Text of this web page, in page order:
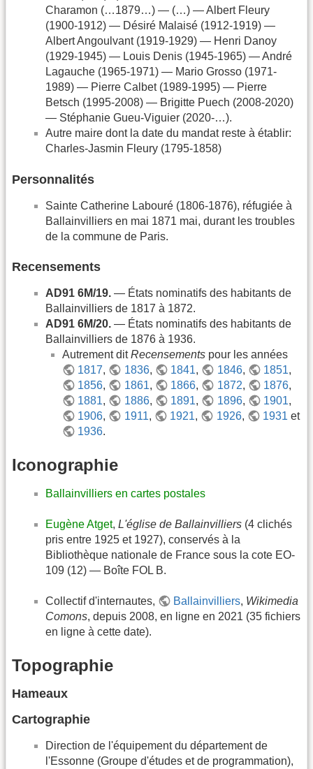
Charamon (…1879…) — (…) — Albert Fleury
(1900-1912) — Désiré Malaisé (1912-1919) —
Albert Angoulvant (1919-1929) — Henri Danoy
(1929-1945) — Louis Denis (1945-1965) — André
Lagauche (1965-1971) — Mario Grosso (1971-
1989) — Pierre Calbet (1989-1995) — Pierre
Betsch (1995-2008) — Brigitte Puech (2008-2020)
— Stéphanie Gueu-Viguier (2020-…).
Autre maire dont la date du mandat reste à établir:
Charles-Jasmin Fleury (1795-1858)
Personnalités
Sainte Catherine Labouré (1806-1876), réfugiée à
Ballainvilliers en mai 1871 mai, durant les troubles
de la commune de Paris.
Recensements
AD91 6M/19. — États nominatifs des habitants de
Ballainvilliers de 1817 à 1872.
AD91 6M/20. — États nominatifs des habitants de
Ballainvilliers de 1876 à 1936.
Autrement ditRecensements pour les années
1817, 1836, 1841, 1846, 1851,
1856, 1861, 1866, 1872, 1876,
1881, 1886, 1891, 1896, 1901,
1906, 1911, 1921, 1926, 1931 et
1936.
Iconographie
Ballainvilliers en cartes postales
Eugène Atget, L'église de Ballainvilliers (4 clichés
pris entre 1925 et 1927), conservés à la
Bibliothèque nationale de France sous la cote EO-
109 (12) — Boîte FOL B.
Collectif d'internautes, Ballainvilliers, Wikimedia
Comons, depuis 2008, en ligne en 2021 (35 fichiers
en ligne à cette date).
Topographie
Hameaux
Cartographie
Direction de l'équipement du département de
l'Essonne (Groupe d'études et de programmation),